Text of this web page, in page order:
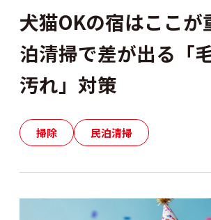
犬猫OKの宿はここが
泊清掃で差が出る「
汚れ」対策
掃除 民泊清掃